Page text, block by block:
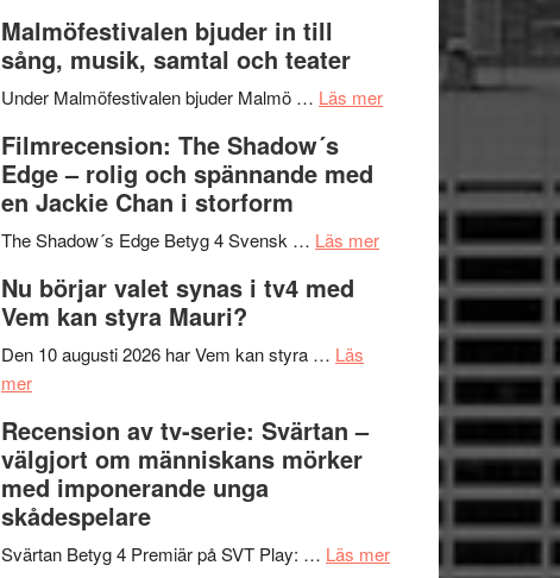
ger
mycket
att
på
Pöntinen
avslutar
Scensommar
Artipelag
Malmöfestivalen bjuder in till
sång, musik, samtal och teater
Under Malmöfestivalen bjuder Malmö … Läs merom
Filmrecension: The Shadow´s
Edge – rolig och spännande med
en Jackie Chan i storform
The Shadow´s Edge Betyg 4 Svensk … Läs merom
Filmrecension:
Shadow
spännande
en
Nu börjar valet synas i tv4 med
Vem kan styra Mauri?
Den 10 augusti 2026 har Vem kan styra … Läs
merom
börjar
valet
synas
i
tv4
Recension av tv-serie: Svärtan –
välgjort om människans mörker
med imponerande unga
skådespelare
Svärtan Betyg 4 Premiär på SVT Play: … Läs merom